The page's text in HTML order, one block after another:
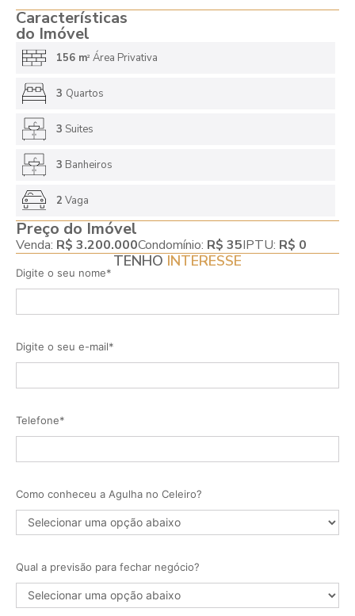
Características
do Imóvel
156 m2 Área Privativa
3 Quartos
3 Suites
3 Banheiros
2 Vaga
Preço do Imóvel
Venda: R$ 3.200.000Condomínio: R$ 35IPTU: R$ 0
TENHO INTERESSE
Digite o seu nome*
Digite o seu e-mail*
Telefone*
Como conheceu a Agulha no Celeiro?
Qual a previsão para fechar negócio?